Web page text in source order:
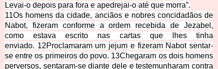
Levai-o depois para fora e apedrejai-o até que morra”.
11Os homens da cidade, anciãos e nobres concidadãos de
Nabot, fizeram conforme a ordem recebida de Jezabel,
como estava escrito nas cartas que lhes tinha
enviado. 12Proclamaram um jejum e fizeram Nabot sentar-
se entre os primeiros do povo. 13Chegaram os dois homens
perversos, sentaram-se diante dele e testemunharam contra